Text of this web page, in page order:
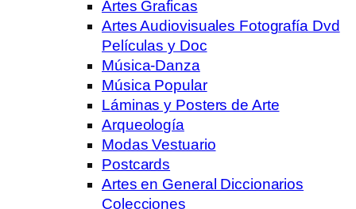
Artes Graficas
Artes Audiovisuales Fotografía Dvd
Películas y Doc
Música-Danza
Música Popular
Láminas y Posters de Arte
Arqueología
Modas Vestuario
Postcards
Artes en General Diccionarios
Colecciones